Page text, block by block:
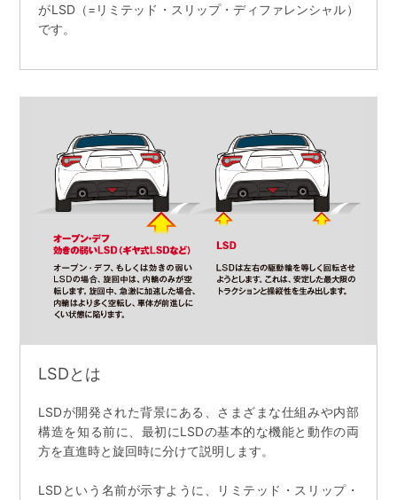
がLSD（=リミテッド・スリップ・ディファレンシャル）
です。
LSDとは
LSDが開発された背景にある、さまざまな仕組みや内部
構造を知る前に、最初にLSDの基本的な機能と動作の両
方を直進時と旋回時に分けて説明します。
LSDという名前が示すように、リミテッド・スリップ・